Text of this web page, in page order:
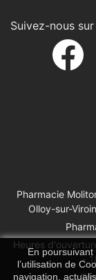
En
l’utilisation de
navigation,
Suivez-nous
Pharmacie
Olloy-sur-Viroin
Heures
-